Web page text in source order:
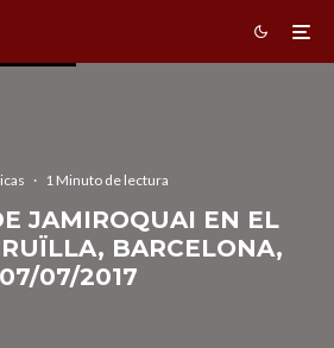
· 1 Minuto de lectura
JAMIROQUAI EN EL
BARCELONA,
07/07/2017